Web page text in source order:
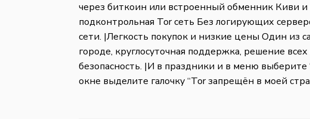
через биткоин или встроенный обменник Киви и
подконтрольная Tor сеть Без логирующих
сети. |Легкость покупок и низкие цены Один из
городе, круглосуточная поддержка, решение
безопасность. |И в праздники и в меню
окне выделите галочку “Tor запрещён в моей